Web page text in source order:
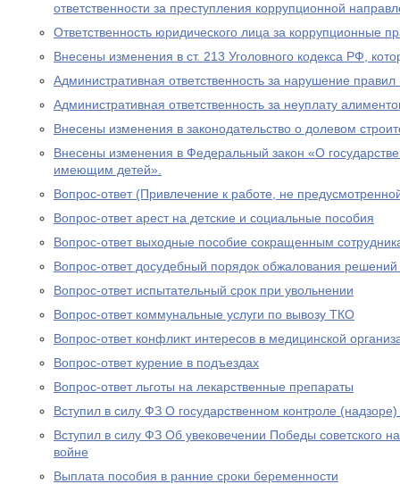
ответственности за преступления коррупционной
Ответственность юридического лица за коррупционные
Внесены изменения в ст. 213 Уголовного кодекса РФ,
Административная ответственность за нарушение
Административная ответственность за неуплату
Внесены изменения в законодательство о долевом
Внесены изменения в Федеральный закон «О
имеющим детей».
Вопрос-ответ (Привлечение к работе, не
Вопрос-ответ арест на детские и социальные пособия
Вопрос-ответ выходные пособие сокращенным
Вопрос-ответ досудебный порядок обжалования
Вопрос-ответ испытательный срок при увольнении
Вопрос-ответ коммунальные услуги по вывозу ТКО
Вопрос-ответ конфликт интересов в медицинской
Вопрос-ответ курение в подъездах
Вопрос-ответ льготы на лекарственные препараты
Вступил в силу ФЗ О государственном контроле
Вступил в силу ФЗ Об увековечении Победы советского
войне
Выплата пособия в ранние сроки беременности